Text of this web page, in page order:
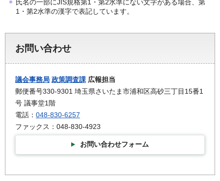
氏名の一部にJIS規格第1・第2水準にない文字がある場合、第
1・第2水準の漢字で表記しています。
お問い合わせ
議会事務局 政策調査課 広報担当
郵便番号330-9301 埼玉県さいたま市浦和区高砂三丁目15番1
号 議事堂1階
電話： 048-830-6257
ファックス：048-830-4923
お問い合わせフォーム